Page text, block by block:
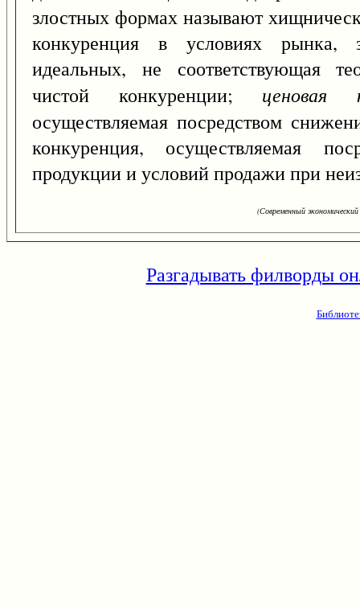
злостных формах называют
конкуренция в условиях рынка,
идеальных, не соответствующая
чистой конкуренции; ценовая
осуществляемая посредством
конкуренция, осуществляемая
продукции и условий продажи при
(Современный
Разгадывать филворды